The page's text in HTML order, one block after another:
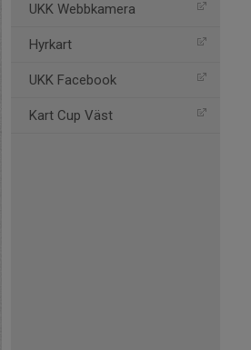
UKK Webbkamera
Hyrkart
UKK Facebook
Kart Cup Väst